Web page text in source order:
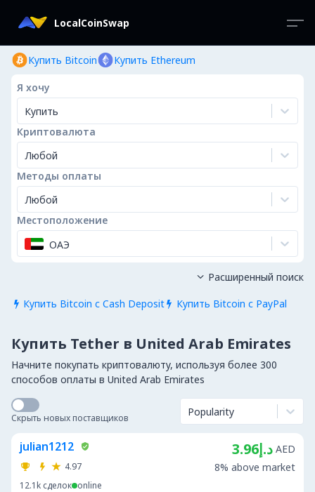
LocalCoinSwap
Купить Bitcoin Купить Ethereum
Я хочу
Купить
Криптовалюта
Любой
Методы оплаты
Любой
Местоположение
ОАЭ
 Купить Bitcoin с Cash Deposit  Купить Bitcoin с PayPal
 Расширенный поиск
Купить Tether в United Arab Emirates
Начните покупать криптовалюту, используя более 300
способов оплаты в United Arab Emirates
Скрыть новых поставщиков Popularity
julian1212
4.97
12.1k сделок online
د.إ3.96 AED
8% above market